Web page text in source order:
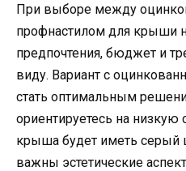
При выборе между
профнастилом для крыши
предпочтения, бюджет и
виду. Вариант с
стать оптимальным
ориентируетесь на низкую
крыша будет иметь серый
важны эстетические